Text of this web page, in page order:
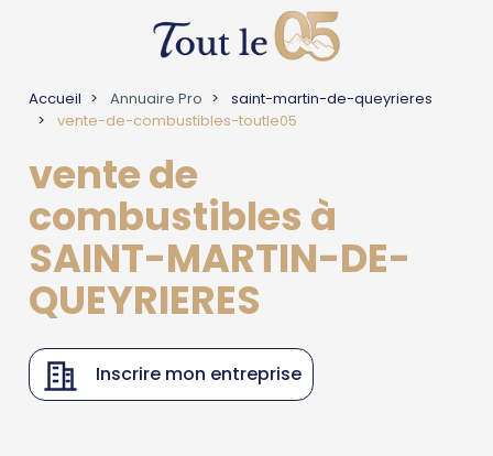
Accueil Annuaire Pro
saint-martin-de-queyrieres
vente-de-combustibles-toutle05
vente de
combustibles à
SAINT-MARTIN-DE-
QUEYRIERES
Inscrire mon entreprise